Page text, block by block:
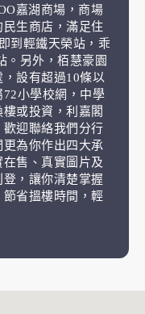
嘉湖商場，商場
生商店，滿足住
到輕鐵天榮站，乖
。另外，栢慧豪園
設有超過10條以
72小學校網，中學
或投資，利嘉閣
迎聯絡我們分行
為你作出四大承
售、真實圖片及
，讓你清楚掌握
省搵樓時間，輕